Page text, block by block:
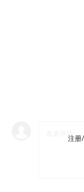
注册